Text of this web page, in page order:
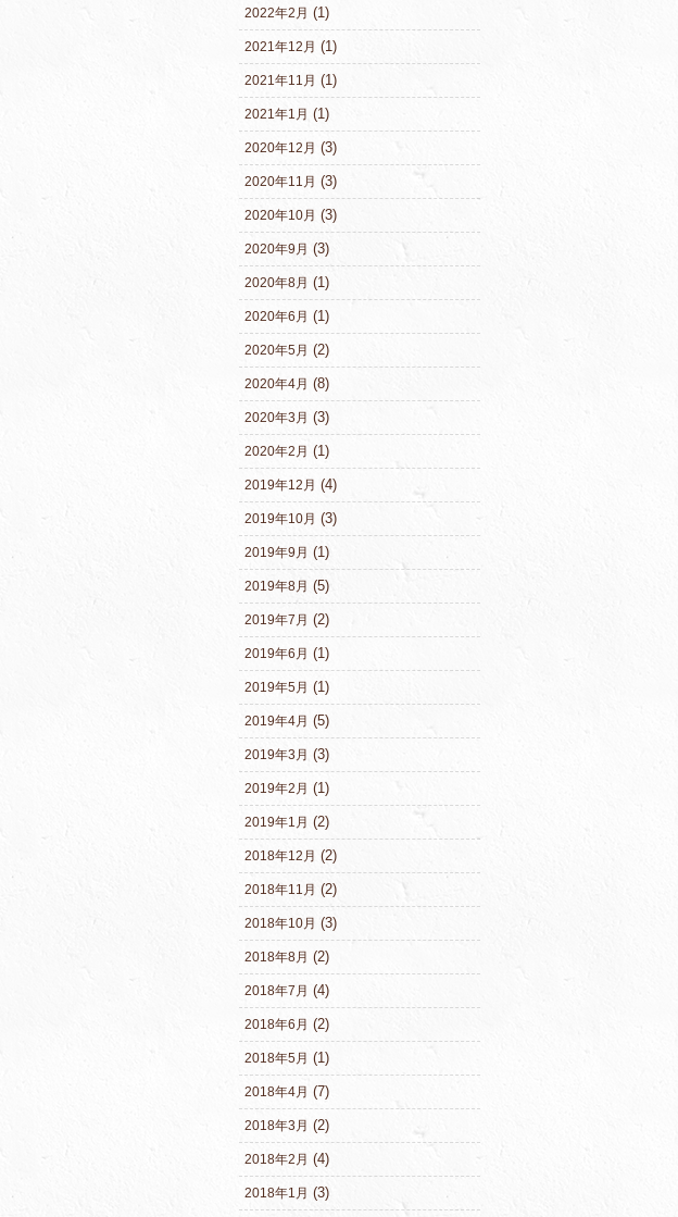
2022年2月 (1)
2021年12月 (1)
2021年11月 (1)
2021年1月 (1)
2020年12月 (3)
2020年11月 (3)
2020年10月 (3)
2020年9月 (3)
2020年8月 (1)
2020年6月 (1)
2020年5月 (2)
2020年4月 (8)
2020年3月 (3)
2020年2月 (1)
2019年12月 (4)
2019年10月 (3)
2019年9月 (1)
2019年8月 (5)
2019年7月 (2)
2019年6月 (1)
2019年5月 (1)
2019年4月 (5)
2019年3月 (3)
2019年2月 (1)
2019年1月 (2)
2018年12月 (2)
2018年11月 (2)
2018年10月 (3)
2018年8月 (2)
2018年7月 (4)
2018年6月 (2)
2018年5月 (1)
2018年4月 (7)
2018年3月 (2)
2018年2月 (4)
2018年1月 (3)